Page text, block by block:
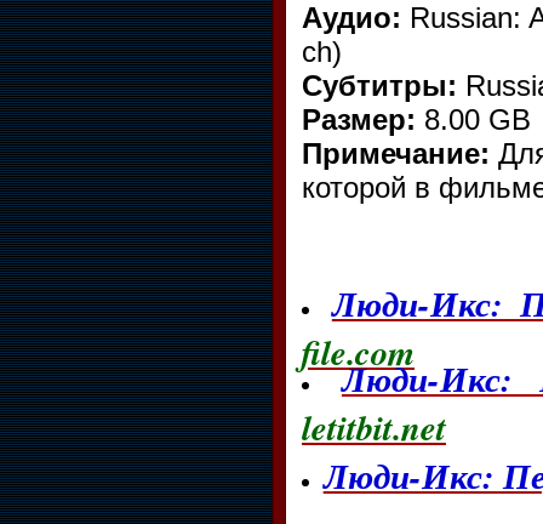
Аудио: Russian:
ch)
Субтитры:
Размер: 8.00 GB
Примечание:
которой в
Люди-Икс:
file.com
Люди-Икс:
letitbit.net
Люди-Икс: